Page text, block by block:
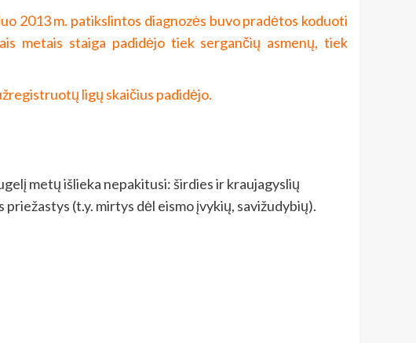
2013 m. patikslintos diagnozės buvo pradėtos koduoti
metais staiga padidėjo tiek sergančių asmenų, tiek
ligų skaičius padidėjo.
metų išlieka nepakitusi: širdies ir kraujagyslių
(t.y. mirtys dėl eismo įvykių, savižudybių).